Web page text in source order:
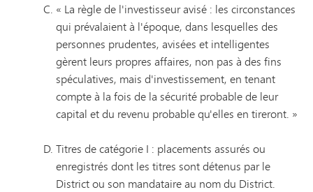
« La règle de l'investisseur avisé : les circonstances
qui prévalaient à l'époque, dans lesquelles des
personnes prudentes, avisées et intelligentes
gèrent leurs propres affaires, non pas à des fins
spéculatives, mais d'investissement, en tenant
compte à la fois de la sécurité probable de leur
capital et du revenu probable qu'elles en tireront. »
Titres de catégorie I : placements assurés ou
enregistrés dont les titres sont détenus par le
District ou son mandataire au nom du District.